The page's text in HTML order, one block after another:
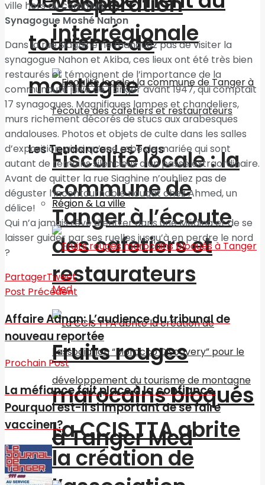
interrégionale
Fiscalité locale : la
commune de
Tanger à l’écoute
des cafetiers et
restaurateurs
La CCIS TTA abrite
la création de
tourisme de
montagne
Les Tendances Les Tags
Région & La ville
Fruits rouges
marocains bloqués
à Tanger Med
ville hors du commun.
Synagogue Moshé Nahon
Dans la rue Siaghine ne manquez pas de visiter la
synagogue Nahon et Akiba, ces lieux ont été très bien
restaurés et témoignent de l’importance de la
communauté juive de Tanger avant 1947, qui comptait
17 synagogues. Magnifiques lampes et chandeliers,
murs richement décorés de stucs aux arabesques
andalouses. Photos et objets de culte dans les salles
d’exposition, ainsi qu’une robe de mariée qui sont
autant de témoins silencieux d’un passé extraordinaire.
Avant de quitter la rue Siaghine n’oubliez pas de
déguster l’incontournable nougat chez Ahmed, un
délice!
Qui n’a jamais rêvé d’entrer dans une Médina et de se
laisser guider par ses ruelles jusqu’à en perdre le nord
?
PartagerTweet
Post Précédent
Affaire Adnan: L’audience du tribunal de
nouveau reportée
Prochain Post
La méfiance fait place à la confiance.
Pourquoi est-il si important de se faire
vacciner ?